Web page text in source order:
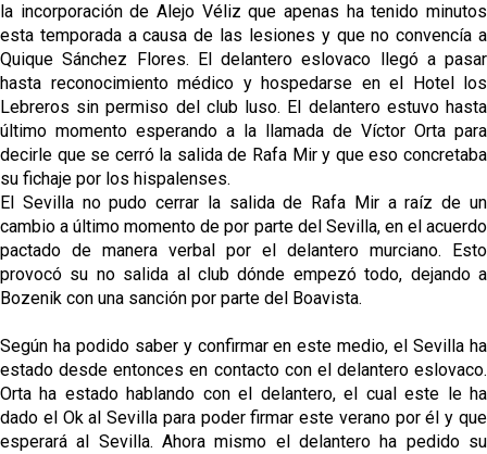
Alberto Flores, muy cerca de convertirse en nuevo
jugador del Granada CF
la incorporación de Alejo Véliz que apenas ha tenido minutos
esta temporada a causa de las lesiones y que no convencía a
Quique Sánchez Flores. El delantero eslovaco llegó a pasar
hasta reconocimiento médico y hospedarse en el Hotel los
Lebreros sin permiso del club luso. El delantero estuvo hasta
último momento esperando a la llamada de Víctor Orta para
decirle que se cerró la salida de Rafa Mir y que eso concretaba
su fichaje por los hispalenses.
El Sevilla no pudo cerrar la salida de Rafa Mir a raíz de un
cambio a último momento de por parte del Sevilla, en el acuerdo
pactado de manera verbal por el delantero murciano. Esto
provocó su no salida al club dónde empezó todo, dejando a
Bozenik con una sanción por parte del Boavista.
Según ha podido saber y confirmar en este medio, el Sevilla ha
estado desde entonces en contacto con el delantero eslovaco.
Orta ha estado hablando con el delantero, el cual este le ha
dado el Ok al Sevilla para poder firmar este verano por él y que
esperará al Sevilla. Ahora mismo el delantero ha pedido su